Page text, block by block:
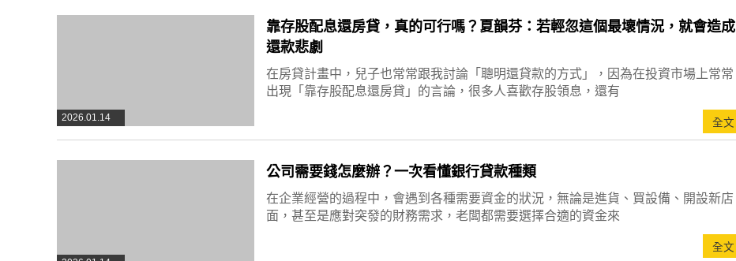
2026.01.14
靠存股配息還房貸，真的可行嗎？夏韻芬：若輕忽這個最壞情況，就會造成
還款悲劇
在房貸計畫中，兒子也常常跟我討論「聰明還貸款的方式」，因為在投資市場上常常
出現「靠存股配息還房貸」的言論，很多人喜歡存股領息，還有
全文
公司需要錢怎麼辦？一次看懂銀行貸款種類
在企業經營的過程中，會遇到各種需要資金的狀況，無論是進貨、買設備、開設新店
面，甚至是應對突發的財務需求，老闆都需要選擇合適的資金來
全文